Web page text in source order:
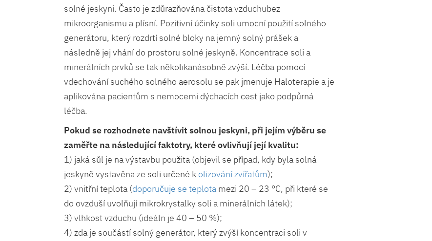
solné jeskyni. Často je zdůrazňována čistota vzduchubez
mikroorganismu a plísní. Pozitivní účinky soli umocní použití solného
generátoru, který rozdrtí solné bloky na jemný solný prášek a
následně jej vhání do prostoru solné jeskyně. Koncentrace soli a
minerálních prvků se tak několikanásobně zvýší. Léčba pomocí
vdechování suchého solného aerosolu se pak jmenuje Haloterapie a je
aplikována pacientům s nemocemi dýchacích cest jako podpůrná
léčba.
Pokud se rozhodnete navštívit solnou jeskyni, při jejím výběru se
zaměřte na následující faktotry, které ovlivňují její kvalitu:
1) jaká sůl je na výstavbu použita (objevil se případ, kdy byla solná
jeskyně vystavěna ze soli určené k olizování zvířatům);
2) vnitřní teplota (doporučuje se teplotamezi 20 – 23 °C, při které se
do ovzduší uvolňují mikrokrystalky soli a minerálních látek);
3) vlhkost vzduchu (ideáln je 40 – 50 %);
4) zda je součástí solný generátor, který zvýší koncentraci soli v